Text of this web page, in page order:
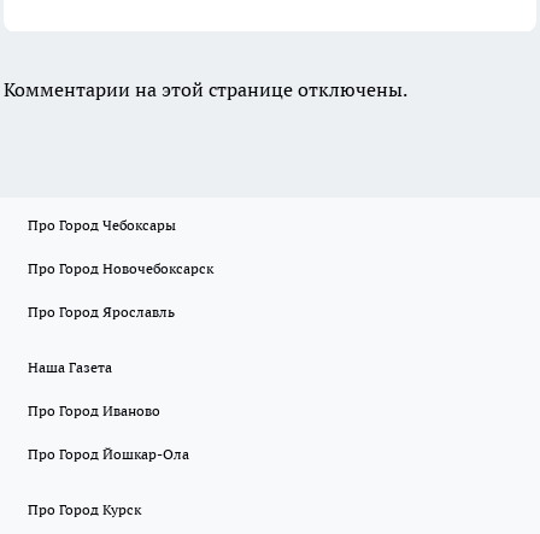
Комментарии на этой странице отключены.
Про Город Чебоксары
Про Город Новочебоксарск
Про Город Ярославль
Наша Газета
Про Город Иваново
Про Город Йошкар-Ола
Про Город Курск